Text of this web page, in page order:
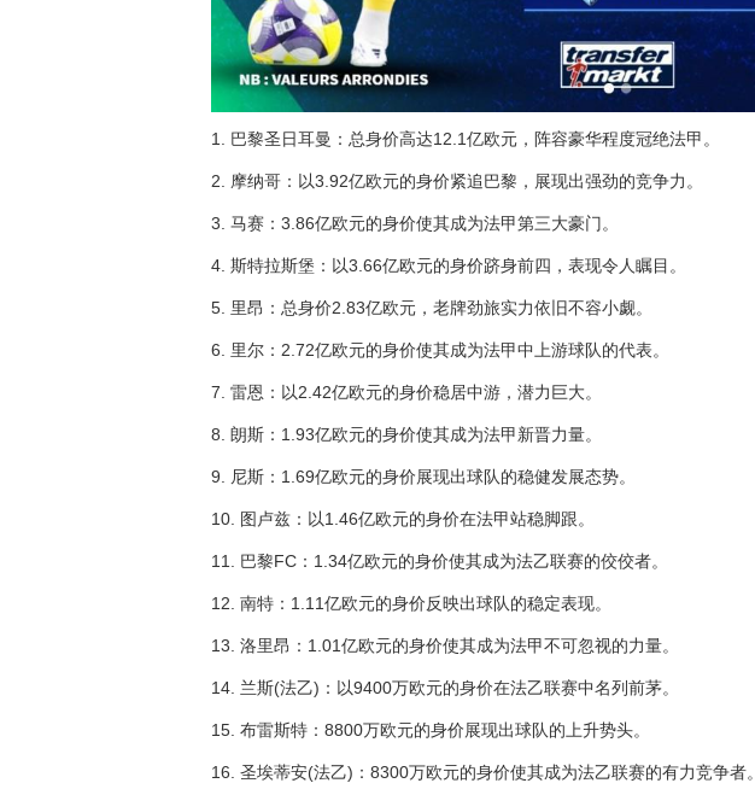
1. 巴黎圣日耳曼：总身价高达12.1亿欧元，阵容豪华程度冠绝法甲。
2. 摩纳哥：以3.92亿欧元的身价紧追巴黎，展现出强劲的竞争力。
3. 马赛：3.86亿欧元的身价使其成为法甲第三大豪门。
4. 斯特拉斯堡：以3.66亿欧元的身价跻身前四，表现令人瞩目。
5. 里昂：总身价2.83亿欧元，老牌劲旅实力依旧不容小觑。
6. 里尔：2.72亿欧元的身价使其成为法甲中上游球队的代表。
7. 雷恩：以2.42亿欧元的身价稳居中游，潜力巨大。
8. 朗斯：1.93亿欧元的身价使其成为法甲新晋力量。
9. 尼斯：1.69亿欧元的身价展现出球队的稳健发展态势。
10. 图卢兹：以1.46亿欧元的身价在法甲站稳脚跟。
11. 巴黎FC：1.34亿欧元的身价使其成为法乙联赛的佼佼者。
12. 南特：1.11亿欧元的身价反映出球队的稳定表现。
13. 洛里昂：1.01亿欧元的身价使其成为法甲不可忽视的力量。
14. 兰斯(法乙)：以9400万欧元的身价在法乙联赛中名列前茅。
15. 布雷斯特：8800万欧元的身价展现出球队的上升势头。
16. 圣埃蒂安(法乙)：8300万欧元的身价使其成为法乙联赛的有力竞争者。